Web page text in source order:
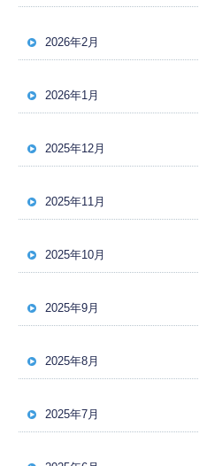
2026年2月
2026年1月
2025年12月
2025年11月
2025年10月
2025年9月
2025年8月
2025年7月